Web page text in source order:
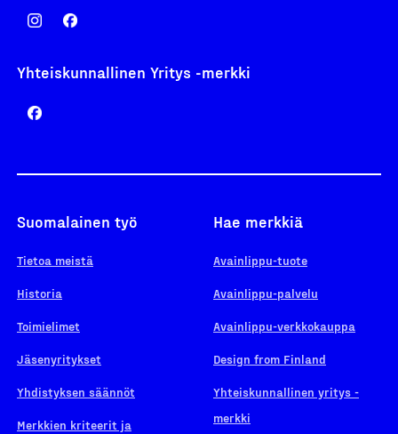
Yhteiskunnallinen Yritys -merkki
Suomalainen työ
Tietoa meistä
Historia
Toimielimet
Jäsenyritykset
Yhdistyksen säännöt
Merkkien kriteerit ja
Hae merkkiä
Avainlippu-tuote
Avainlippu-palvelu
Avainlippu-verkkokauppa
Design from Finland
Yhteiskunnallinen yritys -
merkki